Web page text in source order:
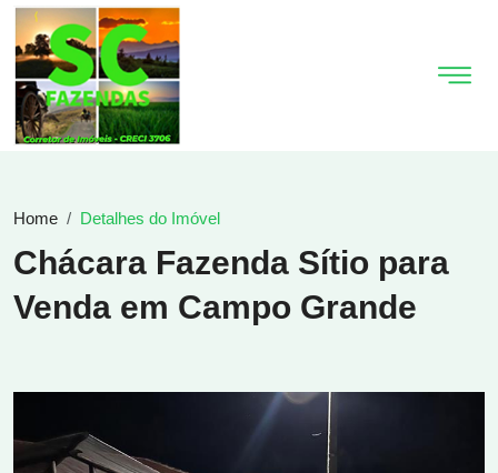
Home Detalhes do Imóvel
Chácara Fazenda Sítio para
Venda em Campo Grande